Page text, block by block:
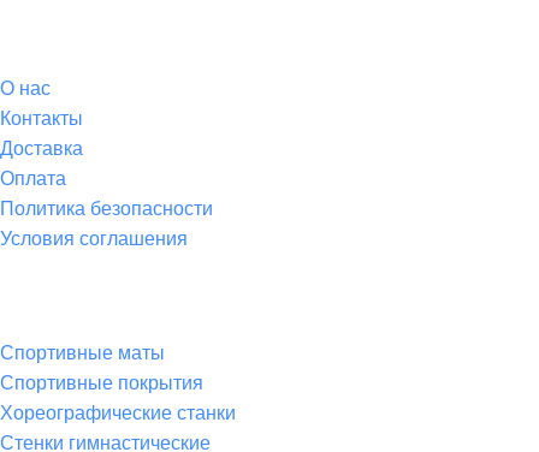
О нас
Контакты
Доставка
Оплата
Политика безопасности
Условия соглашения
Спортивные маты
Спортивные покрытия
Хореографические станки
Стенки гимнастические